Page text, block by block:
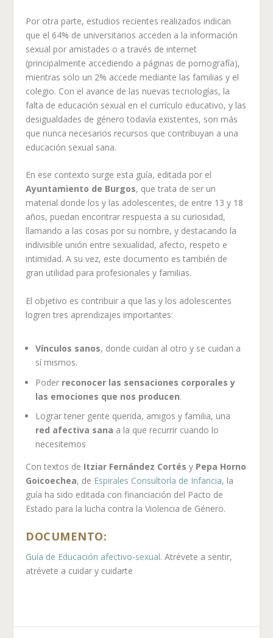
Por otra parte, estudios recientes realizados indican
que el 64% de universitarios acceden a la información
sexual por amistades o a través de internet
(principalmente accediendo a páginas de pornografía),
mientras solo un 2% accede mediante las familias y el
colegio. Con el avance de las nuevas tecnologías, la
falta de educación sexual en el currículo educativo, y las
desigualdades de género todavía existentes, son más
que nunca necesarios recursos que contribuyan a una
educación sexual sana.
En ese contexto surge esta guía, editada por el
Ayuntamiento de Burgos, que trata de ser un
material donde los y las adolescentes, de entre 13 y 18
años, puedan encontrar respuesta a su curiosidad,
llamando a las cosas por su nombre, y destacando la
indivisible unión entre sexualidad, afecto, respeto e
intimidad. A su vez, este documento es también de
gran utilidad para profesionales y familias.
El objetivo es contribuir a que las y los adolescentes
logren tres aprendizajes importantes:
Vínculos sanos, donde cuidan al otro y se cuidan a
sí mismos.
Poder reconocer las sensaciones corporales y
las emociones que nos producen.
Lograr tener gente querida, amigos y familia, una
red afectiva sana a la que recurrir cuando lo
necesitemos
Con textos de Itziar Fernández Cortés y Pepa Horno
Goicoechea, de Espirales Consultoría de Infancia, la
guía ha sido editada con financiación del Pacto de
Estado para la lucha contra la Violencia de Género.
DOCUMENTO:
Guía de Educación afectivo-sexual. Atrévete a sentir,
atrévete a cuidar y cuidarte